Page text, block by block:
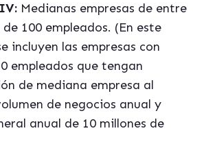
Medianas empresas de entre
100 empleados. (En este
incluyen las empresas con
empleados que tengan
de mediana empresa al
de negocios anual y
anual de 10 millones de